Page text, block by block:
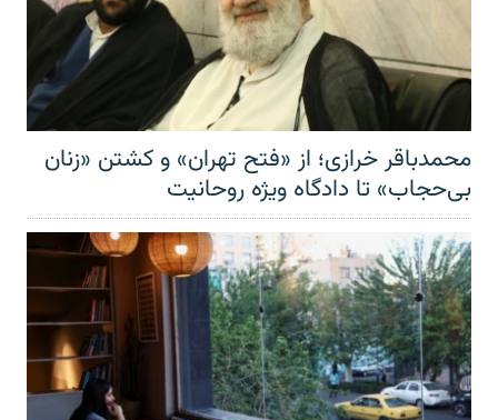
محمدباقر خرازی؛ از «فتح تهران» و کشتن «زنان
بی‌حجاب» تا دادگاه ویژه روحانیت